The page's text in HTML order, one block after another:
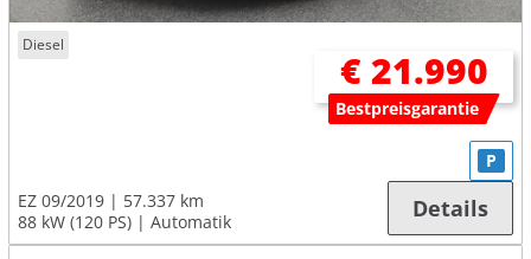
Diesel
€ 21.990
Bestpreisgarantie
EZ 09/2019
57.337 km
88 kW (120 PS)
Automatik
P
Details